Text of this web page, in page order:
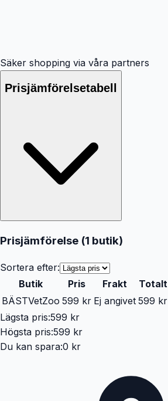
Säker shopping via våra partners
Prisjämförelsetabell
Prisjämförelse (1 butik)
Sortera efter:
Butik
Pris Frakt Totalt
BÄSTVetZoo 599 kr Ej angivet 599 kr
Lägsta pris:599 kr
Högsta pris:599 kr
Du kan spara:0 kr